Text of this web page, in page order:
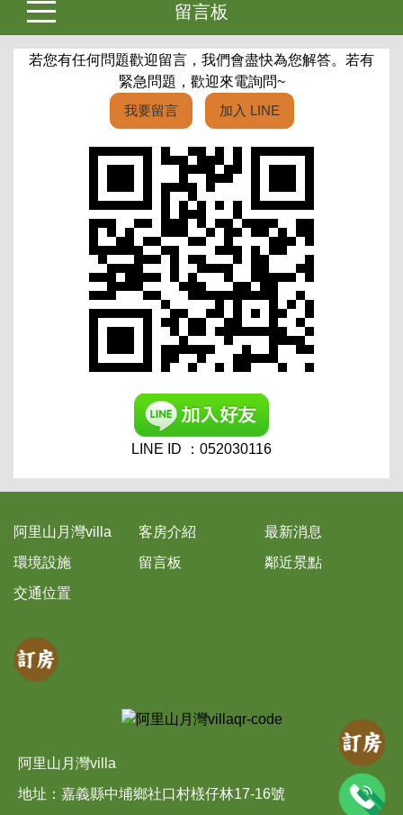
留言板
若您有任何問題歡迎留言，我們會盡快為您解答。若有
緊急問題，歡迎來電詢問~
我要留言
加入 LINE
LINE ID ：052030116
阿里山月灣villa 客房介紹
最新消息
環境設施
留言板
鄰近景點
交通位置
阿里山月灣villa
地址： 嘉義縣中埔鄉社口村檨仔林17-16號